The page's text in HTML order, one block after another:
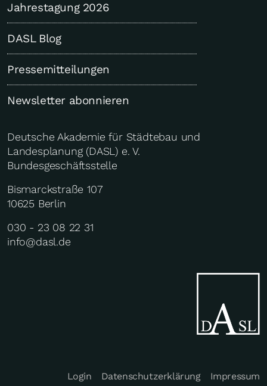
Jahrestagung 2026
DASL Blog
Pressemitteilungen
Newsletter abonnieren
Deutsche Akademie für Städtebau und
Landesplanung (DASL) e. V.
Bundesgeschäftsstelle
Bismarckstraße 107
10625 Berlin
030 - 23 08 22 31
info@dasl.de
Impressum
Datenschutzerklärung
Login